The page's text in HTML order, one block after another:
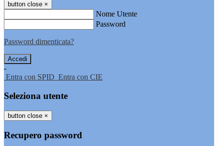
button close ×
Nome Utente
Password
Password dimenticata?
-
Entra con SPID Entra con CIE
Seleziona utente
button close ×
Recupero password